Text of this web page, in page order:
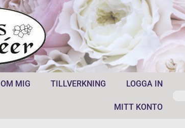
OM MIG TILLVERKNING LOGGA IN
MITT KONTO